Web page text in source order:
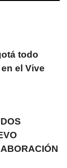
todo
el Vive